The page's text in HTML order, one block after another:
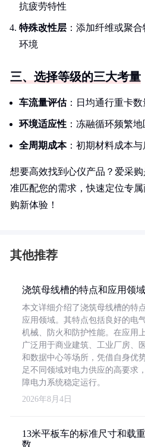
抗疲劳特性
特殊改性层 ：添加纤维或聚
环境
三、选择等级的三大考量
车流量评估：日均通行重卡
环境适应性 ：冻融循环频繁
全周期成本：初期材料成本
想要高效找到心仪产品？爱采
准匹配您的需求，快速定位专
购新体验！
其他推荐
浇筑母线槽的特点和应用领域
本文详细介绍了浇筑母线槽的特
应用领域。其特点包括良好的电气
机械、防火和防护性能。在应用上
广泛用于商业建筑、工业厂房、
和数据中心等场所，凭借自身优
足不同领域对电力供应的高要求
障电力系统稳定运行。
2026年8月4日
13米平板车的标准尺寸和载
数